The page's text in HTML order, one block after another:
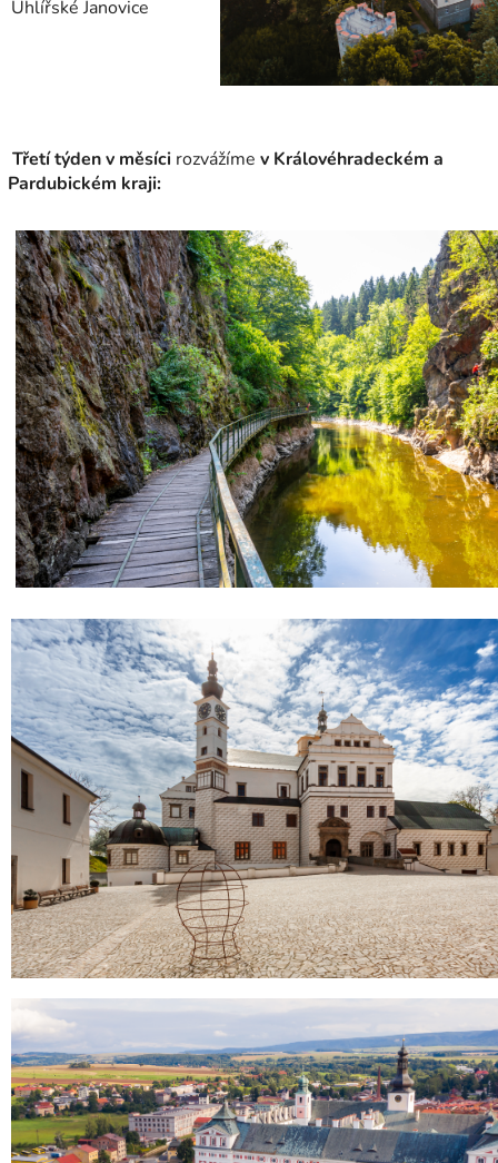
Uhlířské Janovice
Třetí týden v měsíci rozvážíme v Královéhradeckém a
Pardubickém kraji: